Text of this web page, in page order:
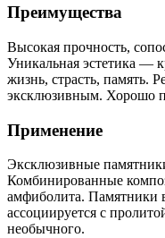
Преимущества
Высокая прочность,
Уникальная эстетика —
жизнь, страсть, память.
эксклюзивным. Хорошо
Применение
Эксклюзивные
Комбинированные
амфиболита.
ассоциируется с
необычного.